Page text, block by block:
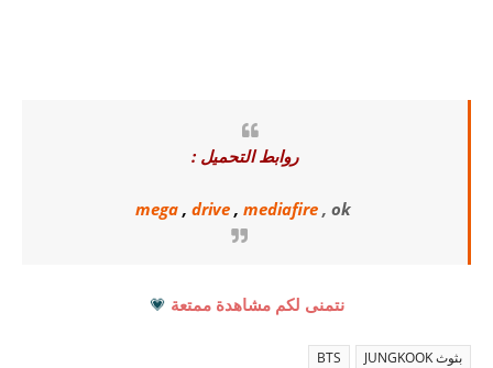
روابط التحميل :
mega , drive , mediafire, ok
نتمنى لكم مشاهدة ممتعة 💗
بثوث JUNGKOOK BTS